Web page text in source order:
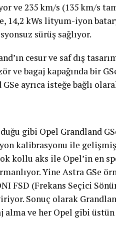
ve 235 km/s (135 km/s
14,2 kWs lityum-iyon
sürüş sağlıyor.
cesur ve saf dış
ve bagaj kapağında bir
ayrıca isteğe bağlı
gibi Opel Grandland
kalibrasyonu ile
kollu aks ile Opel’in en
Yine Astra GSe
FSD (Frekans Seçici
Sonuç olarak
alma ve her Opel gibi